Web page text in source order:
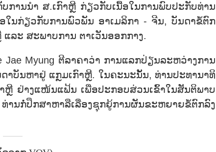
ການ​ນຳ ສ.ເກົ​າ​ຫຼີ ກ່ຽວ​ກັບ​ເນື້ອ​ໃນ​ການ​ພົບ​ປະ​ກັບ​ທ່ານ
ໃນ​ກ່ຽວ​ກັບ​ການ​ພົວ​ພັນ ອາ​ເມ​ລິ​ກາ - ຈີນ, ບັນ​ດາ​ຂໍ້​ຕົກ​
ລະ ສະ​ພາບ​ການ​ ຕາ​ເວັນ​ອອກ​ກາງ.
Myung ຕີ​ລາ​ຄາ​ວ່າ ການ​ແລກ​ປ່ຽນ​ລະ​ຫວ່າງ​ການ​
າ​ບັນ​ຫາ​ຢູ່​ ແກຼມ​ເກົາ​ຫຼີ. ໃນ​ຄະ​ນະ​ນັ້ນ, ທ່ານ​ປະ​ທານ​າ​ທິ​
ຫຼີ ຢ່າ​ງ​ແໜ້ນ​ແຟ້ນ ເພື່ອ​ປະ​ກອບ​ສ່ວນ​ເຂົ້າ​ໃນ​ສັນ​ຕິ​ພາບ
ນກໍ່​ປຶກ​ສ​າ​ຫາ​ລື​ເລື່ອງ​ຊຸກ​ຍູ້​ການ​ຜັນ​ຂະ​ຫຍາຍ​ຂໍ້​ຕົກ​ລົງ​